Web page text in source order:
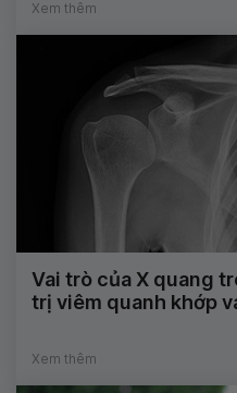
Xem thêm
Vai trò của X quang
trị viêm quanh khớp
Xem thêm